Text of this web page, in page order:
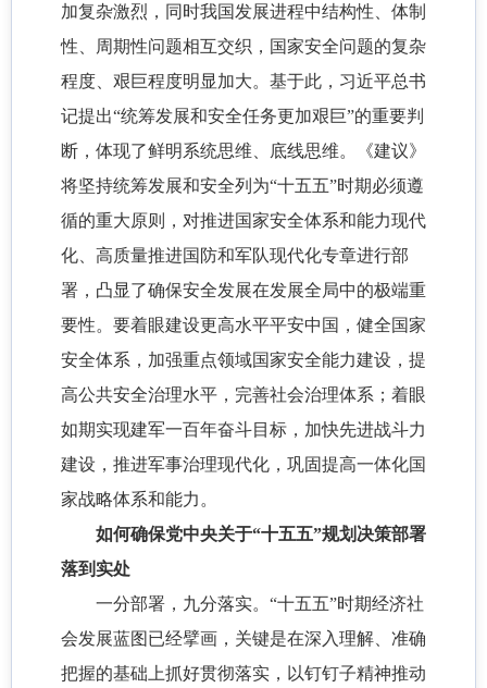
加复杂激烈，同时我国发展进程中结构性、体制
性、周期性问题相互交织，国家安全问题的复杂
程度、艰巨程度明显加大。基于此，习近平总书
记提出“统筹发展和安全任务更加艰巨”的重要判
断，体现了鲜明系统思维、底线思维。《建议》
将坚持统筹发展和安全列为“十五五”时期必须遵
循的重大原则，对推进国家安全体系和能力现代
化、高质量推进国防和军队现代化专章进行部
署，凸显了确保安全发展在发展全局中的极端重
要性。要着眼建设更高水平平安中国，健全国家
安全体系，加强重点领域国家安全能力建设，提
高公共安全治理水平，完善社会治理体系；着眼
如期实现建军一百年奋斗目标，加快先进战斗力
建设，推进军事治理现代化，巩固提高一体化国
家战略体系和能力。
如何确保党中央关于“十五五”规划决策部署
落到实处
一分部署，九分落实。“十五五”时期经济社
会发展蓝图已经擘画，关键是在深入理解、准确
把握的基础上抓好贯彻落实，以钉钉子精神推动